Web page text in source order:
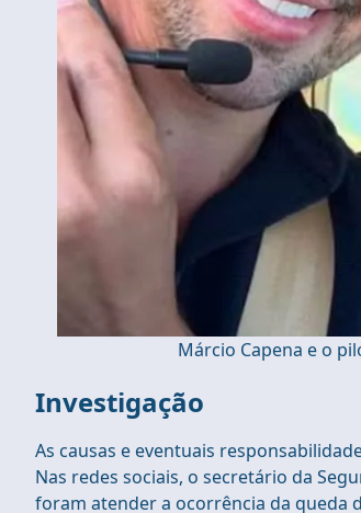
Márcio Capena e o
Investigação
As causas e eventuais
Nas redes sociais, o secretário da
foram atender a ocorrência da queda